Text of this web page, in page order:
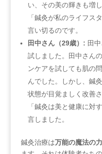
い、その美の輝きも増
「鍼灸が私のライフス
言い切るのです。
田中さん（29歳）: 田
試しました。田中さん
ンケアを試しても肌の
んでした。しかし、鍼
状態が目覚ましく改善
「鍼灸は美と健康に対
言しました。
鍼灸治療は万能の魔法の力